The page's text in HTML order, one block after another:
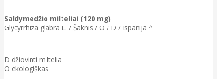
Saldymedžio milteliai (120 mg)
Glycyrrhiza glabra L. / Šaknis / O / D / Ispanija ^
D džiovinti milteliai
O ekologiškas